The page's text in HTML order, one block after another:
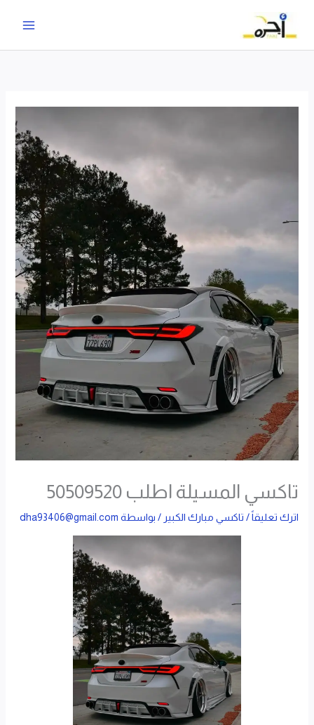
تاكسي المسيلة اطلب 50509520
اترك تعليقاً / تاكسي مبارك الكبير / بواسطة dha93406@gmail.com